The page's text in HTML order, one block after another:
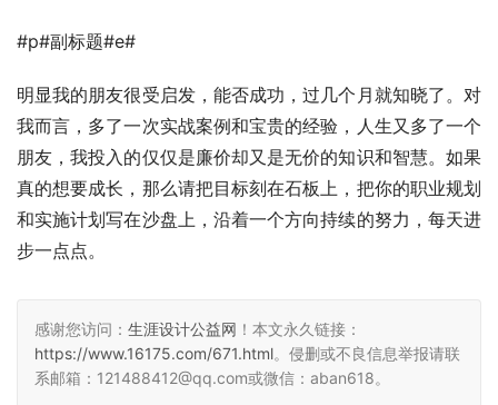
#p#副标题#e#
明显我的朋友很受启发，能否成功，过几个月就知晓了。对
我而言，多了一次实战案例和宝贵的经验，人生又多了一个
朋友，我投入的仅仅是廉价却又是无价的知识和智慧。如果
真的想要成长，那么请把目标刻在石板上，把你的职业规划
和实施计划写在沙盘上，沿着一个方向持续的努力，每天进
步一点点。
感谢您访问： 生涯设计公益网 ！本文永久链接：
https://www.16175.com/671.html。侵删或不良信息举报请联
系邮箱：121488412@qq.com或微信：aban618。